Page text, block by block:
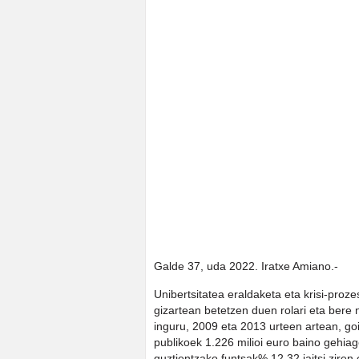
Galde 37, uda 2022. Iratxe Amiano.-
Unibertsitatea eraldaketa eta krisi-
gizartean betetzen duen rolari eta bere
inguru, 2009 eta 2013 urteen artean,
publikoek 1.226 milioi euro baino